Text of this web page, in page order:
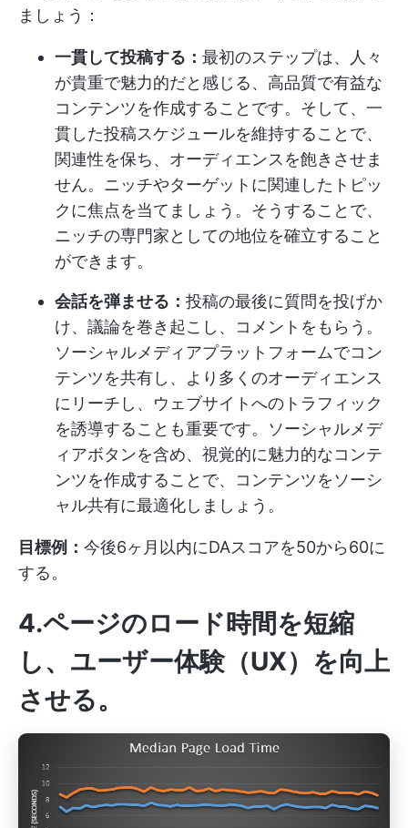
ましょう：
一貫して投稿する： 最初のステップは、人々
が貴重で魅力的だと感じる、高品質で有益な
コンテンツを作成することです。そして、一
貫した投稿スケジュールを維持することで、
関連性を保ち、オーディエンスを飽きさせま
せん。ニッチやターゲットに関連したトピッ
クに焦点を当てましょう。そうすることで、
ニッチの専門家としての地位を確立すること
ができます。
会話を弾ませる： 投稿の最後に質問を投げか
け、議論を巻き起こし、コメントをもらう。
ソーシャルメディアプラットフォームでコン
テンツを共有し、より多くのオーディエンス
にリーチし、ウェブサイトへのトラフィック
を誘導することも重要です。ソーシャルメデ
ィアボタンを含め、視覚的に魅力的なコンテ
ンツを作成することで、コンテンツをソーシ
ャル共有に最適化しましょう。
目標例： 今後6ヶ月以内にDAスコアを50から60に
する。
4.ページのロード時間を短縮
し、ユーザー体験（UX）を向上
させる。